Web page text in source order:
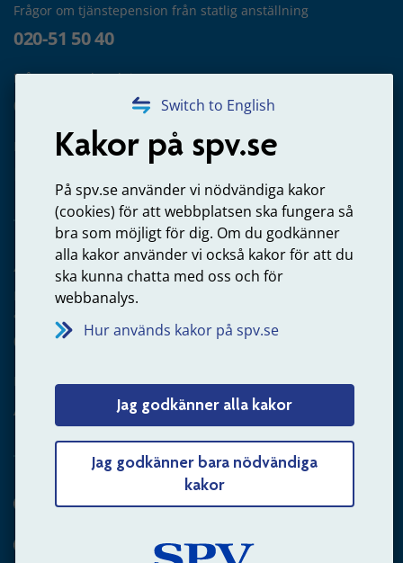
Switch to English
Kakor på spv.se
På spv.se använder vi nödvändiga kakor
(cookies) för att webbplatsen ska fungera så
bra som möjligt för dig. Om du godkänner
alla kakor använder vi också kakor för att du
ska kunna chatta med oss och för
webbanalys.
Hur används kakor på spv.se
Jag godkänner alla kakor
Jag godkänner bara nödvändiga
kakor
Frågor om tjänstepension från statlig anställning
020-51 50 40
Frågor om utbetalning
020-65 00 65
Kontakta oss
Arbetsgivare
Frågor om administration av tjänstepension från statlig
anställning
060-18 75 03
Kontakta oss
Arbetsgivare – skicka mejl till oss
Hitta svaret på din fråga
Andra sätt att kontakta oss